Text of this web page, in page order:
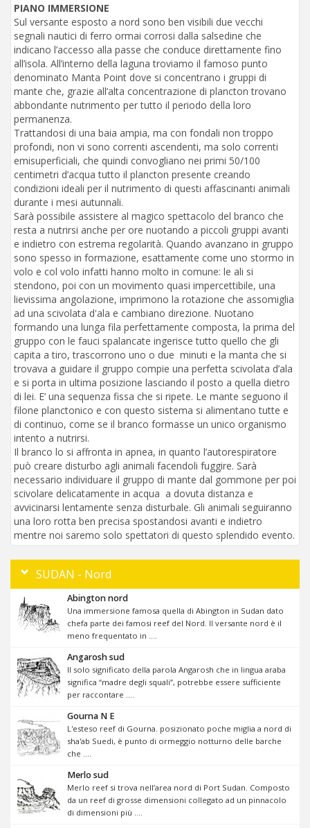
PIANO IMMERSIONE
Sul versante esposto a nord sono ben visibili due vecchi
segnali nautici di ferro ormai corrosi dalla salsedine che
indicano l’accesso alla passe che conduce direttamente fino
all’isola. All’interno della laguna troviamo il famoso punto
denominato Manta Point dove si concentrano i gruppi di
mante che, grazie all’alta concentrazione di plancton trovano
abbondante nutrimento per tutto il periodo della loro
permanenza.
Trattandosi di una baia ampia, ma con fondali non troppo
profondi, non vi sono correnti ascendenti, ma solo correnti
emisuperficiali, che quindi convogliano nei primi 50/100
centimetri d’acqua tutto il plancton presente creando
condizioni ideali per il nutrimento di questi affascinanti animali
durante i mesi autunnali.
Sarà possibile assistere al magico spettacolo del branco che
resta a nutrirsi anche per ore nuotando a piccoli gruppi avanti
e indietro con estrema regolarità. Quando avanzano in gruppo
sono spesso in formazione, esattamente come uno stormo in
volo e col volo infatti hanno molto in comune: le ali si
stendono, poi con un movimento quasi impercettibile, una
lievissima angolazione, imprimono la rotazione che assomiglia
ad una scivolata d'ala e cambiano direzione. Nuotano
formando una lunga fila perfettamente composta, la prima del
gruppo con le fauci spalancate ingerisce tutto quello che gli
capita a tiro, trascorrono uno o due minuti e la manta che si
trovava a guidare il gruppo compie una perfetta scivolata d’ala
e si porta in ultima posizione lasciando il posto a quella dietro
di lei. E’ una sequenza fissa che si ripete. Le mante seguono il
filone planctonico e con questo sistema si alimentano tutte e
di continuo, come se il branco formasse un unico organismo
intento a nutrirsi.
Il branco lo si affronta in apnea, in quanto l’autorespiratore
può creare disturbo agli animali facendoli fuggire. Sarà
necessario individuare il gruppo di mante dal gommone per poi
scivolare delicatamente in acqua a dovuta distanza e
avvicinarsi lentamente senza disturbale. Gli animali seguiranno
una loro rotta ben precisa spostandosi avanti e indietro
mentre noi saremo solo spettatori di questo splendido evento.
SUDAN - Nord
Abington nord
Una immersione famosa quella di Abington in Sudan dato
chefa parte dei famosi reef del Nord. Il versante nord è il
meno frequentato in ....
Angarosh sud
Il solo significato della parola Angarosh che in lingua araba
significa “madre degli squali”, potrebbe essere sufficiente
per raccontare ....
Gourna N E
L'esteso reef di Gourna. posizionato poche miglia a nord di
sha'ab Suedi, è punto di ormeggio notturno delle barche
che ....
Merlo sud
Merlo reef si trova nell’area nord di Port Sudan. Composto
da un reef di grosse dimensioni collegato ad un pinnacolo
di dimensioni più ....